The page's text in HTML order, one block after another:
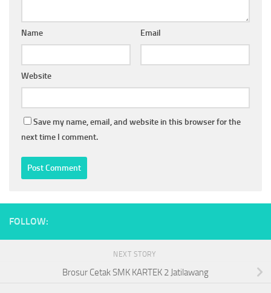
Name Email
Website
Save my name, email, and website in this browser for the
next time I comment.
FOLLOW:
NEXT STORY
Brosur Cetak SMK KARTEK 2 Jatilawang